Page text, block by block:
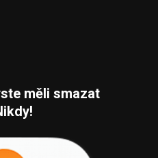
měli smazat